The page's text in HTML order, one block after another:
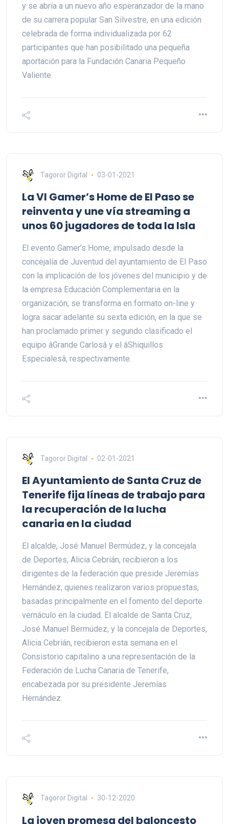
y se abría a un nuevo año esperanzador de la mano
de su carrera popular San Silvestre, en una edición
celebrada de forma individualizada por 62
participantes que han posibilitado una pequeña
aportación para la Fundación Canaria Pequeño
Valiente.
Tagoror Digital 03-01-2021
La VI Gamer’s Home de El Paso se
reinventa y une vía streaming a
unos 60 jugadores de toda la Isla
El evento Gamer’s Home, impulsado desde la
concejalía de Juventud del ayuntamiento de El Paso
con la implicación de los jóvenes del municipio y de
la empresa Educación Complementaria en la
organización; se transforma en formato on-line y
logra sacar adelante su sexta edición, en la que se
han proclamado primer y segundo clasificado el
equipo âGrande Carlosâ y el âShiquillos
Especialesâ, respectivamente.
Tagoror Digital 02-01-2021
El Ayuntamiento de Santa Cruz de
Tenerife fija líneas de trabajo para
la recuperación de la lucha
canaria en la ciudad
El alcalde, José Manuel Bermúdez, y la concejala
de Deportes, Alicia Cebrián, recibieron a los
dirigentes de la federación que preside Jeremías
Hernández, quienes realizaron varios propuestas,
basadas principalmente en el fomento del deporte
vernáculo en la ciudad. El alcalde de Santa Cruz,
José Manuel Bermúdez, y la concejala de Deportes,
Alicia Cebrián, recibieron esta semana en el
Consistorio capitalino a una representación de la
Federación de Lucha Canaria de Tenerife,
encabezada por su presidente Jeremías
Hernández.
Tagoror Digital 30-12-2020
La joven promesa del baloncesto